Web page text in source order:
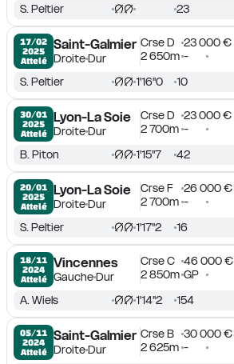
S. Peltier 23
17/02
2025
Attelé
Saint-Galmier
DroiteDur
Crse D
23 000 €
2 650m -
S. Peltier 1'16''0 10
30/01
2025
Attelé
Lyon-La Soie
DroiteDur
Crse D
23 000 €
2 700m -
B. Piton 1'15''7 42
20/01
2025
Attelé
Lyon-La Soie
DroiteDur
Crse F
26 000 €
2 700m -
S. Peltier 1'17''2 16
18/11
2024
Attelé
Vincennes
GaucheDur
Crse C
46 000 €
2 850m GP
A. Wiels 1'14''2 154
05/11
2024
Attelé
Saint-Galmier
DroiteDur
Crse B
30 000 €
2 625m -